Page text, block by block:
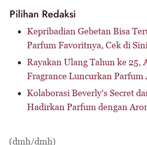
Pilihan Redaksi
Kepribadian Gebetan Bisa
Parfum Favoritnya, Cek di
Rayakan Ulang Tahun ke 25,
Fragrance Luncurkan Parfum
Kolaborasi Beverly's Secret
Hadirkan Parfum dengan
(dmh/dmh)